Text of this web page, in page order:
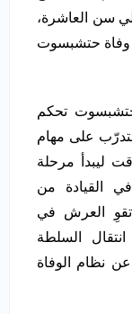
سن العاشرة،
وفاة حتشبسوت
حتشبسوت تحكم
على مهام
ليبدأ مرحلة
القيادة من
العرش في
السلطة
عن نظام الوفاة